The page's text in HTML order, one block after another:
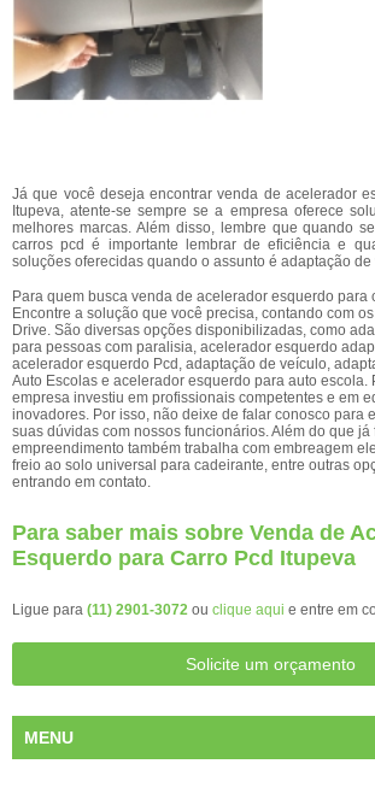
Já que você deseja encontrar venda de acelerador
Itupeva, atente-se sempre se a empresa oferece
melhores marcas. Além disso, lembre que quando
carros pcd é importante lembrar de eficiência e
soluções oferecidas quando o assunto é adaptação de
Para quem busca venda de acelerador esquerdo para
Encontre a solução que você precisa, contando com
Drive. São diversas opções disponibilizadas, como
para pessoas com paralisia, acelerador esquerdo
acelerador esquerdo Pcd, adaptação de veículo,
Auto Escolas e acelerador esquerdo para auto escola.
empresa investiu em profissionais competentes e em
inovadores. Por isso, não deixe de falar conosco para
suas dúvidas com nossos funcionários. Além do que já
empreendimento também trabalha com embreagem
freio ao solo universal para cadeirante, entre outras
entrando em contato.
Para saber mais sobre Venda de
Esquerdo para Carro Pcd Itupeva
Ligue para (11) 2901-3072 ou clique aqui e entre em
Solicite um orçamento
MENU